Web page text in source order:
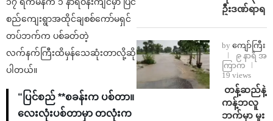
၁၇ ရက်မနက် ၁ နာရီဝန်းကျင်မှာ ပြင်
စည်ကျေးရွာအထိုင်ချစစ်ကော်မရှင်
တပ်ဘက်က ပစ်ခတ်တဲ့
လက်နက်ကြီးထိမှန်သေဆုံးတာလို့ဆို
ပါတယ်။
“ပြင်စည် **စခန်းက ပစ်တာ။
လေးလုံးပစ်တာမှာ တလုံးက
ဦးဒဏ်ရာရ
by ကျော်ကြီး
၉ နာရီ အ
ကြာက
19 views
⁩ ⁨တန့်ဆည်နဲ့
ကန့်ဘလူ
ဘက်မှာ မူး